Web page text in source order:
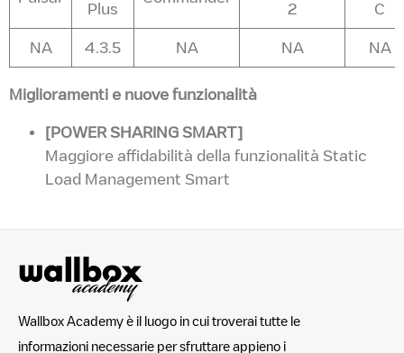
Plus
2
C
NA 4.3.5 NA NA NA
Miglioramenti e nuove funzionalità
[POWER SHARING SMART]
Maggiore affidabilità della funzionalità Static
Load Management Smart
Wallbox Academy è il luogo in cui troverai tutte le
informazioni necessarie per sfruttare appieno i